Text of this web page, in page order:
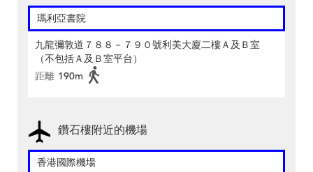
瑪利亞書院
九龍彌敦道７８８－７９０號利美大廈二樓Ａ及Ｂ室
（不包括Ａ及Ｂ室平台）
距離 190m
鑽石樓附近的機場
香港國際機場